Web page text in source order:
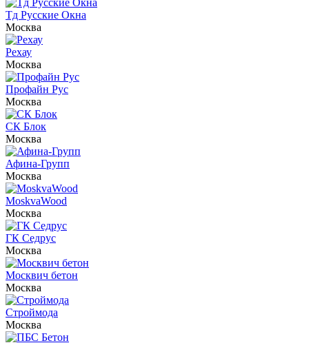
Тд Русские Окна
Москва
Рехау
Москва
Профайн Рус
Москва
СК Блок
Москва
Афина-Групп
Москва
MoskvaWood
Москва
ГК Седрус
Москва
Москвич бетон
Москва
Строймода
Москва